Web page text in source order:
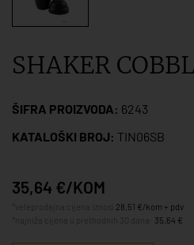
SHAKER
ŠIFRA PROIZVODA: 6243
KATALOŠKI BROJ: TIN06SB
35,64 €/KOM
28,51 €/kom + pdv
35,64 €